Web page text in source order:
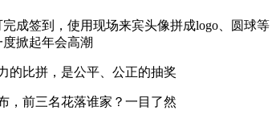
成签到，使用现场来宾头像拼成logo、圆球等
掀起年会高潮
的比拼，是公平、公正的抽奖
，前三名花落谁家？一目了然